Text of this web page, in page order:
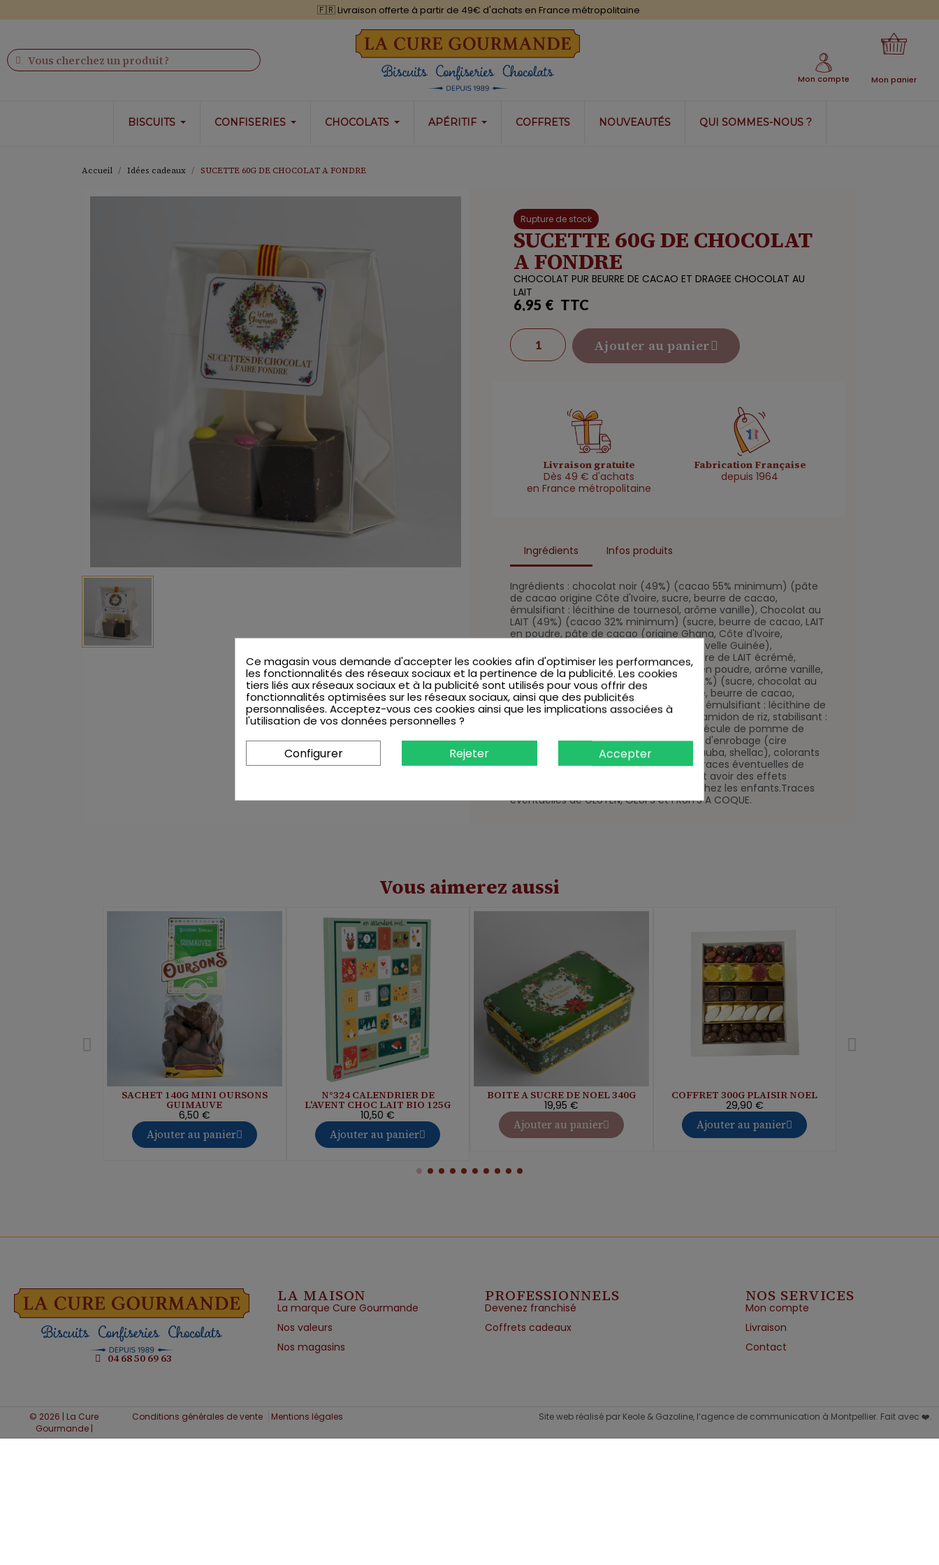
🇫🇷 Livraison offerte à partir de 49€ d'achats en France métropolitaine
Mon compte Mon panier
BISCUITS CONFISERIES CHOCOLATS APÉRITIF COFFRETS NOUVEAUTÉS QUI SOMMES-NOUS ?
Accueil Idées cadeaux SUCETTE 60G DE CHOCOLAT A FONDRE
Rupture de stock
SUCETTE 60G DE CHOCOLAT
A FONDRE
CHOCOLAT PUR BEURRE DE CACAO ET DRAGEE CHOCOLAT AU
LAIT
6,95 € TTC
Ajouter au panier
Livraison gratuite
Dès 49 € d'achats
en France métropolitaine
Fabrication Française
depuis 1964
Ingrédients Infos produits
Ingrédients : chocolat noir (49%) (cacao 55% minimum) (pâte
de cacao origine Côte d'Ivoire, sucre, beurre de cacao,
émulsifiant : lécithine de tournesol, arôme vanille), Chocolat au
LAIT (49%) (cacao 32% minimum) (sucre, beurre de cacao, LAIT
en poudre, pâte de cacao (origine Ghana, Côte d'Ivoire,
République Dominicaine, Papouasie Nouvelle Guinée),
LACTOSERUM en poudre, LACTOSE, poudre de LAIT écrémé,
émulsifiant : lécithine, vanille naturelle en poudre, arôme vanille,
extrait de vanille), médaillons colorés (2%) (sucre, chocolat au
LAIT 44% (cacao 30% minimum) (sucre, beurre de cacao,
poudre de LAIT entier, masse de cacao, émulsifiant : lécithine de
SOJA, arôme naturel de vanille), sucre, amidon de riz, stabilisant :
gomme d'acacia , sucre glace (sucre, fécule de pomme de
terre), arôme naturel de vanille, agents d'enrobage (cire
d'abeille blanche et jaune, cire de carnauba, shellac), colorants
(E100, E102*, E120, E131, E133, E160a(iii))). Traces éventuelles de
GLUTEN, OEUFS et FRUITS A COQUE. *Peut avoir des effets
indésirables sur l'activité et l'attention chez les enfants.Traces
éventuelles de GLUTEN, OEUFS et FRUITS A COQUE.
Vous aimerez aussi
SACHET 140G MINI OURSONS
GUIMAUVE
6,50 €
Ajouter au panier
N°324 CALENDRIER DE
L'AVENT CHOC LAIT BIO 125G
10,50 €
Ajouter au panier
BOITE A SUCRE DE NOEL 340G
19,95 €
Ajouter au panier
COFFRET 300G PLAISIR NOEL
29,90 €
Ajouter au panier
04 68 50 69 63
LA MAISON
La marque Cure Gourmande
Nos valeurs
Nos magasins
PROFESSIONNELS
Devenez franchisé
Coffrets cadeaux
NOS SERVICES
Mon compte
Livraison
Contact
© 2026 | La Cure
Gourmande |
Conditions générales de vente Mentions légales Site web réalisé par Keole & Gazoline, l’agence de communication à Montpellier. Fait avec ❤️.
Ce magasin vous demande d'accepter les cookies afin d'optimiser les performances,
les fonctionnalités des réseaux sociaux et la pertinence de la publicité. Les cookies
tiers liés aux réseaux sociaux et à la publicité sont utilisés pour vous offrir des
fonctionnalités optimisées sur les réseaux sociaux, ainsi que des publicités
personnalisées. Acceptez-vous ces cookies ainsi que les implications associées à
l'utilisation de vos données personnelles ?
Configurer Rejeter Accepter